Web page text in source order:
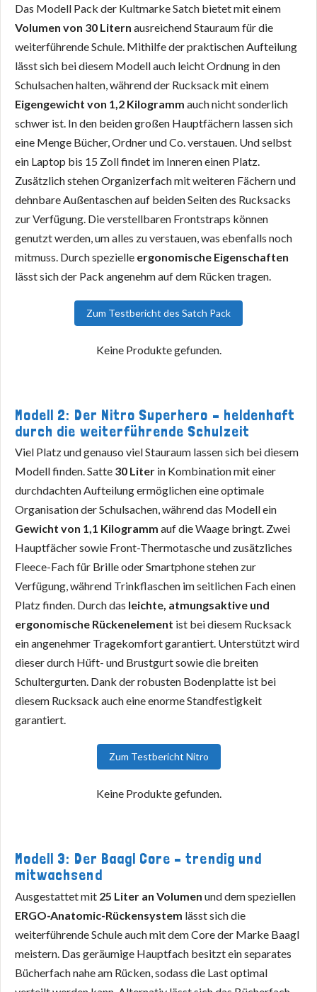
Das Modell Pack der Kultmarke Satch bietet mit einem
Volumen von 30 Litern ausreichend Stauraum für die
weiterführende Schule. Mithilfe der praktischen Aufteilung
lässt sich bei diesem Modell auch leicht Ordnung in den
Schulsachen halten, während der Rucksack mit einem
Eigengewicht von 1,2 Kilogramm auch nicht sonderlich
schwer ist. In den beiden großen Hauptfächern lassen sich
eine Menge Bücher, Ordner und Co. verstauen. Und selbst
ein Laptop bis 15 Zoll findet im Inneren einen Platz.
Zusätzlich stehen Organizerfach mit weiteren Fächern und
dehnbare Außentaschen auf beiden Seiten des Rucksacks
zur Verfügung. Die verstellbaren Frontstraps können
genutzt werden, um alles zu verstauen, was ebenfalls noch
mitmuss. Durch spezielle ergonomische Eigenschaften
lässt sich der Pack angenehm auf dem Rücken tragen.
Zum Testbericht des Satch Pack
Keine Produkte gefunden.
Modell 2: Der Nitro Superhero – heldenhaft
durch die weiterführende Schulzeit
Viel Platz und genauso viel Stauraum lassen sich bei diesem
Modell finden. Satte 30 Liter in Kombination mit einer
durchdachten Aufteilung ermöglichen eine optimale
Organisation der Schulsachen, während das Modell ein
Gewicht von 1,1 Kilogramm auf die Waage bringt. Zwei
Hauptfächer sowie Front-Thermotasche und zusätzliches
Fleece-Fach für Brille oder Smartphone stehen zur
Verfügung, während Trinkflaschen im seitlichen Fach einen
Platz finden. Durch das leichte, atmungsaktive und
ergonomische Rückenelement ist bei diesem Rucksack
ein angenehmer Tragekomfort garantiert. Unterstützt wird
dieser durch Hüft- und Brustgurt sowie die breiten
Schultergurten. Dank der robusten Bodenplatte ist bei
diesem Rucksack auch eine enorme Standfestigkeit
garantiert.
Zum Testbericht Nitro
Keine Produkte gefunden.
Modell 3: Der Baagl Core – trendig und
mitwachsend
Ausgestattet mit 25 Liter an Volumen und dem speziellen
ERGO-Anatomic-Rückensystem lässt sich die
weiterführende Schule auch mit dem Core der Marke Baagl
meistern. Das geräumige Hauptfach besitzt ein separates
Bücherfach nahe am Rücken, sodass die Last optimal